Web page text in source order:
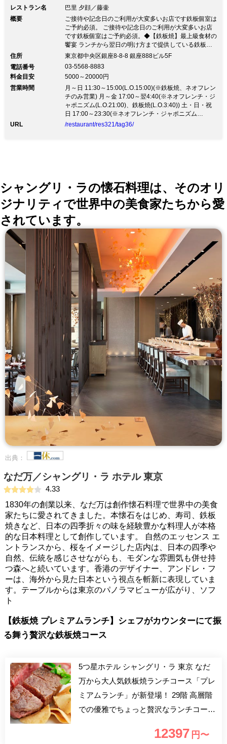
レストラン名
巴里 夕顔／藤壷
概要
ご接待や記念日のご利用が大変多いお店です鉄板個室は
ご予約必須。 ご接待や記念日のご利用が大変多いお店
です鉄板個室はご予約必須。◆【鉄板焼】最上級食材の
饗宴 ランチから翌日の明け方まで提供している鉄板焼
では、旗艦ブランドである萩生まれ萩育ちの黒毛和牛
九州から空輸される魚介をその時期に一番良いものでご
用意しております。 ◆【Neoフレンチ・ジャポニズム
料理】身体に優しい料理 毎日外食される方でも無理な
く食されるよう、バターやチーズを極力少なくし、出汁
や果物を利用したお料理をご提供致します。ご希望にそ
ってオリジナリティーあふれるオートクチュールのコー
スも承りますので、お気軽にご相談ください。ご接待・
住所
東京都中央区銀座8-8-8 銀座888ビル5F
電話番号
03-5568-8883
料金目安
5000～20000円
営業時間
月～日 11:30～15:00(L.O.15:00)(※鉄板焼、ネオフレン
チのみ営業) 月～金 17:00～翌4:40(※ネオフレンチ・ジ
ャポニズム(L.O.21:00)、鉄板焼(L.O.3:40)) 土・日・祝
日 17:00～23:30(※ネオフレンチ・ジャポニズム
(L.O.21:00)、鉄板焼(L.O.22:00) ※土曜日のディナー営
URL /restaurant/res321/tag36/
シャングリ・ラの懐石料理は、そのオリ
ジナリティで世界中の美食家たちから愛
されています。
出典：
なだ万／シャングリ・ラ ホテル 東京
4.33
1830年の創業以来、なだ万は創作懐石料理で世界中の美食
家たちに愛されてきました。本懐石をはじめ、寿司、鉄板
焼きなど、日本の四季折々の味を経験豊かな料理人が本格
的な日本料理として創作しています。 自然のエッセンス エ
ントランスから、桜をイメージした店内は、日本の四季や
自然、伝統を感じさせながらも、モダンな雰囲気も併せ持
つ森へと続いています。香港のデザイナー、アンドレ・フ
ーは、海外から見た日本という視点を斬新に表現していま
す。テーブルからは東京のパノラマビューが広がり、ソフ
ト
【鉄板焼 プレミアムランチ】シェフがカウンターにて振
る舞う贅沢な鉄板焼コース
5つ星ホテル シャングリ・ラ 東京 なだ
万から大人気鉄板焼ランチコース「プレ
ミアムランチ」が新登場！ 29階 高層階
での優雅でちょっと贅沢なランチコース
た旬の食材をごゆっくりお楽しみくださ
12397 円〜